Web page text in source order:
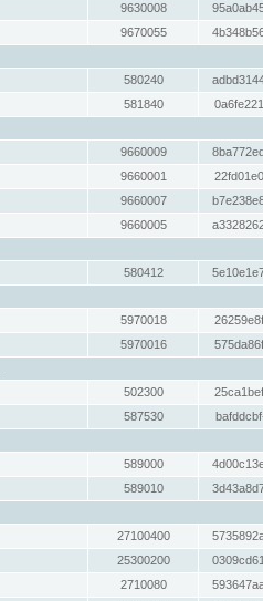
9630008
9670055
580240
581840
9660009
9660001
9660007
9660005
580412
5970018
5970016
502300
587530
589000
589010
27100400
25300200
2710080